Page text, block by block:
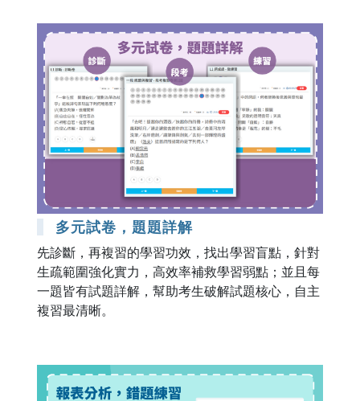
多元試卷，題題詳解
先診斷，再複習的學習功效，找出學習盲點，針對
生疏範圍強化實力，高效率補救學習弱點；並且每
一題皆有試題詳解，幫助考生破解試題核心，自主
複習最清晰。